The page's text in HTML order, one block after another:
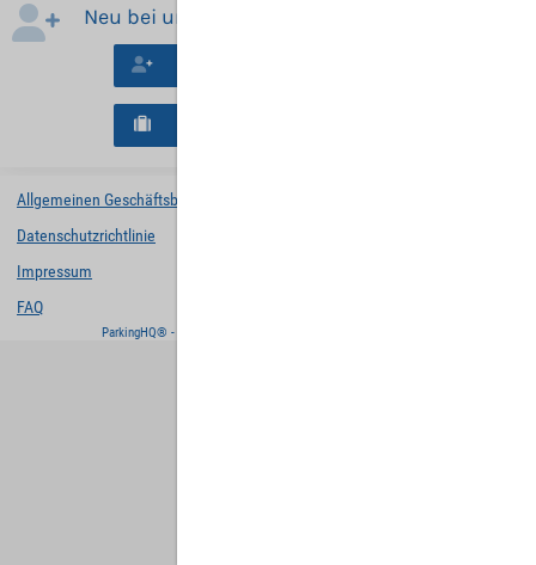
Neu bei uns?
Allgemeinen Geschäftsbedingungen
Datenschutzrichtlinie
Impressum
FAQ
ParkingHQ® - eine Lösung von